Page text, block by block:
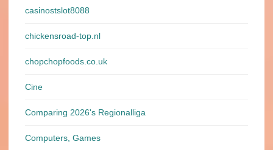
casinostslot8088
chickensroad-top.nl
chopchopfoods.co.uk
Cine
Comparing 2026's Regionalliga
Computers, Games